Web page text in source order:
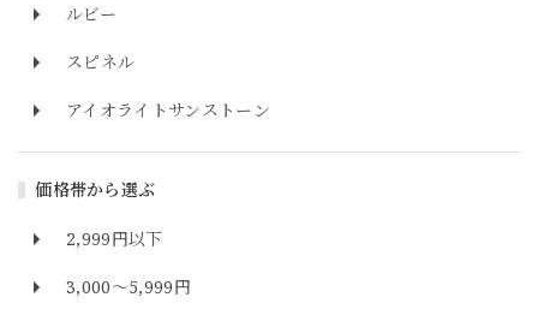
ルビー
スピネル
アイオライトサンストーン
価格帯から選ぶ
2,999円以下
3,000～5,999円